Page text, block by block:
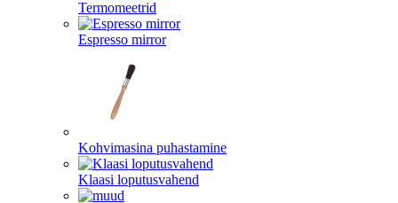
Termomeetrid
Espresso mirror
Kohvimasina puhastamine
Klaasi loputusvahend